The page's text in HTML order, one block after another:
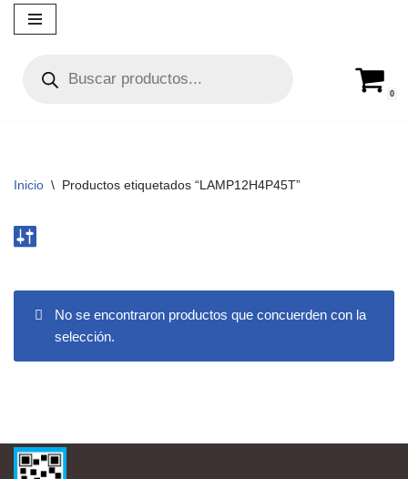
contenido
0
Inicio \ Productos etiquetados “LAMP12H4P45T”
No se encontraron productos que concuerden con la
selección.